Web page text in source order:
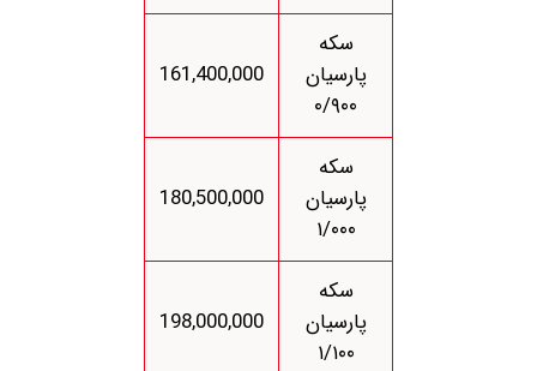
سکه
پارسیان
۰/۹۰۰
161,400,000
سکه
پارسیان
۱/۰۰۰
180,500,000
سکه
پارسیان
۱/۱۰۰
198,000,000